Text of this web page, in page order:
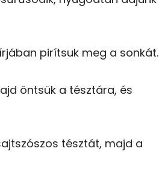
vitamin:
pirítsuk meg a sonkát.
öntsük a tésztára, és
tésztát, majd a